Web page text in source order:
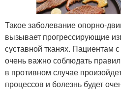
Такое заболевание опорно-
вызывает прогрессирующие
суставной тканях. Пациентам
очень важно соблюдать
в противном случае
процессов и болезнь будет